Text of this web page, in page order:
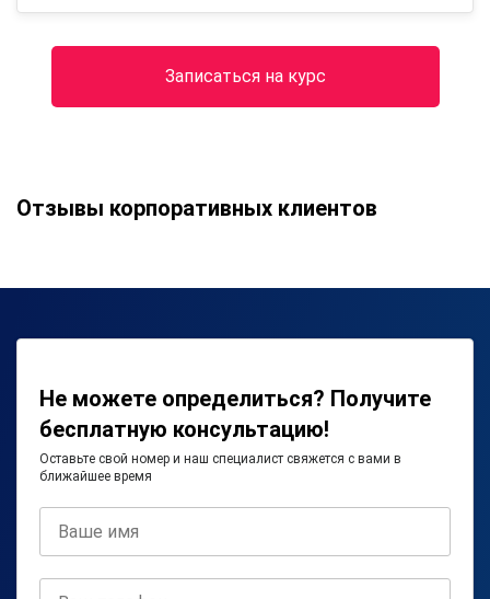
Записаться на курс
Отзывы корпоративных клиентов
Не можете определиться? Получите
бесплатную консультацию!
Оставьте свой номер и наш специалист свяжется с вами в
ближайшее время